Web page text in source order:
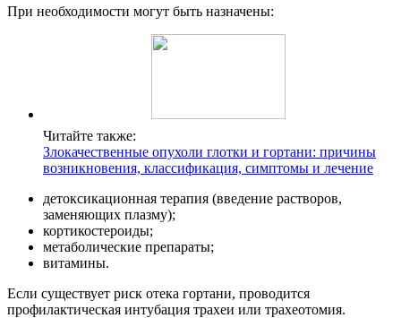
При необходимости могут быть назначены:
Читайте также:
Злокачественные опухоли глотки и гортани: причины
возникновения, классификация, симптомы и лечение
детоксикационная терапия (введение растворов,
заменяющих плазму);
кортикостероиды;
метаболические препараты;
витамины.
Если существует риск отека гортани, проводится
профилактическая интубация трахеи или трахеотомия.